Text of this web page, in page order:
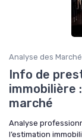
Analyse des
Info de
immobilière
marché
Analyse
l’estimation